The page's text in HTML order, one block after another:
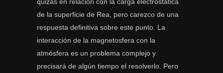
quizás en relación con la carga electrostática
de la superficie de Rea, pero carezco de una
respuesta definitiva sobre este punto. La
interacción de la magnetosfera con la
atmósfera es un problema complejo y
precisará de algún tiempo el resolverlo. Pero